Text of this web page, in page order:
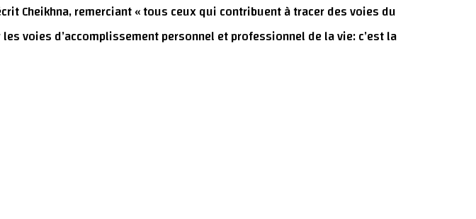
Cheikhna, remerciant « tous ceux qui contribuent à tracer des voies du
voies d’accomplissement personnel et professionnel de la vie: c’est la